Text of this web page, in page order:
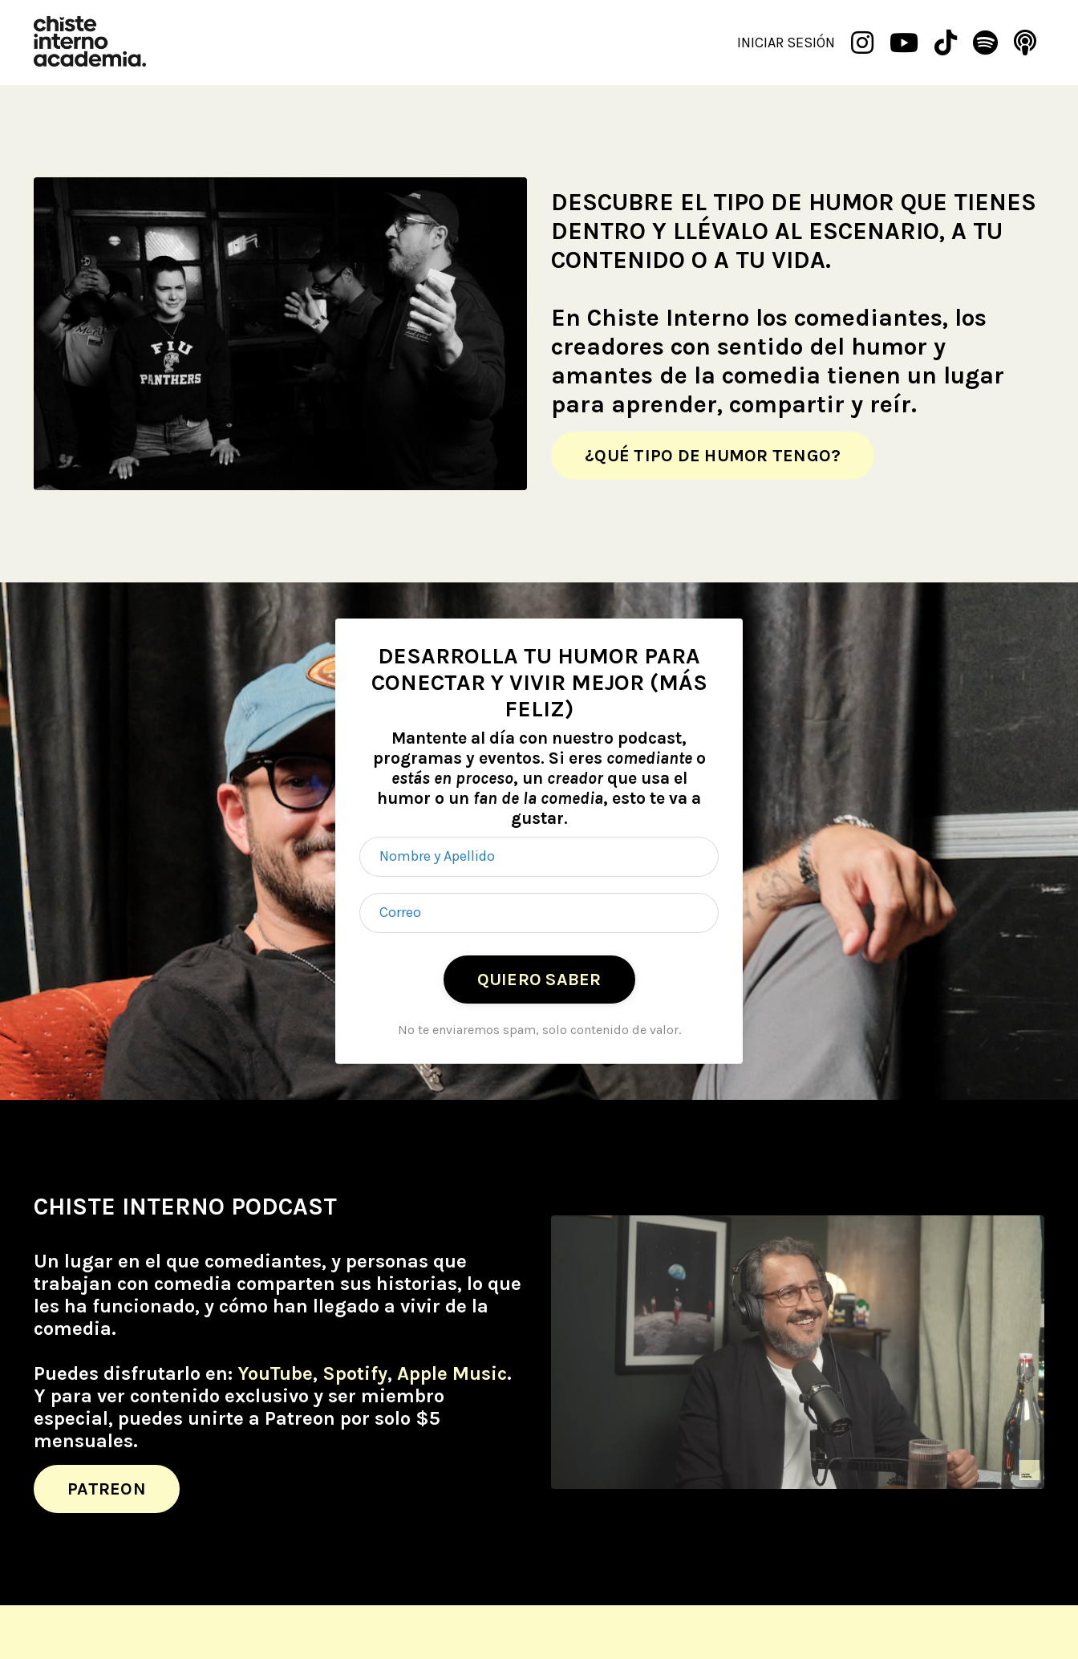
INICIAR SESIÓN
DESCUBRE EL TIPO DE HUMOR QUE TIENES
DENTRO Y LLÉVALO AL ESCENARIO, A TU
CONTENIDO O A TU VIDA.
En Chiste Interno los comediantes, los
creadores con sentido del humor y
amantes de la comedia tienen un lugar
para aprender, compartir y reír.
¿QUÉ TIPO DE HUMOR TENGO?
DESARROLLA TU HUMOR PARA
CONECTAR Y VIVIR MEJOR (MÁS
FELIZ)
Mantente al día con nuestro podcast,
programas y eventos. Si eres comedianteo
estás en proceso, un creadorque usa el
humor o un fan de la comedia, esto te va a
gustar.
QUIERO SABER
No te enviaremos spam, solo contenido de valor.
CHISTE INTERNO PODCAST
Un lugar en el que comediantes, y personas que
trabajan con comedia comparten sus historias, lo que
les ha funcionado, y cómo han llegado a vivir de la
comedia.
Puedes disfrutarlo en: YouTube, Spotify, Apple Music.
Y para ver contenido exclusivo y ser miembro
especial, puedes unirte a Patreon por solo $5
mensuales.
PATREON